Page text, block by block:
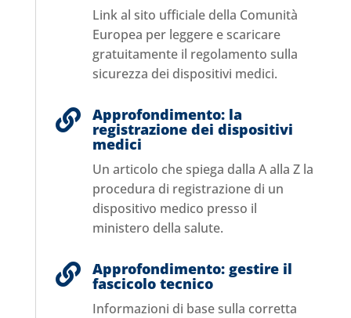
Link al sito ufficiale della Comunità
Europea per leggere e scaricare
gratuitamente il regolamento sulla
sicurezza dei dispositivi medici.
 Approfondimento: la
registrazione dei dispositivi
medici
Un articolo che spiega dalla A alla Z la
procedura di registrazione di un
dispositivo medico presso il
ministero della salute.
 Approfondimento: gestire il
fascicolo tecnico
Informazioni di base sulla corretta